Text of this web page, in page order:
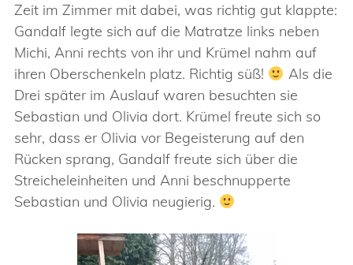
Zeit im Zimmer mit dabei, was richtig gut klappte:
Gandalf legte sich auf die Matratze links neben
Michi, Anni rechts von ihr und Krümel nahm auf
ihren Oberschenkeln platz. Richtig süß!
Als die
Drei später im Auslauf waren besuchten sie
Sebastian und Olivia dort. Krümel freute sich so
sehr, dass er Olivia vor Begeisterung auf den
Rücken sprang, Gandalf freute sich über die
Streicheleinheiten und Anni beschnupperte
Sebastian und Olivia neugierig.